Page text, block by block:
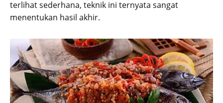
terlihat sederhana, teknik ini ternyata sangat
menentukan hasil akhir.